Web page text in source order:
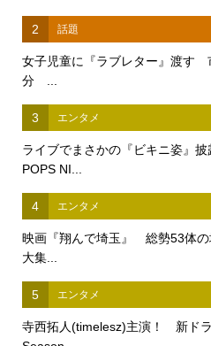
2 話題
女子児童に『ラブレター』渡す
分 ...
3 エンタメ
ライブでまさかの『ビキニ姿』
POPS NI...
4 エンタメ
映画『翔んで埼玉』 総勢53体の
大集...
5 エンタメ
寺西拓人(timelesz)主演！ 新ド